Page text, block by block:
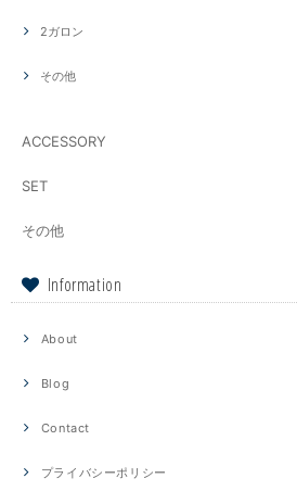
2ガロン
その他
ACCESSORY
SET
その他
Information
About
Blog
Contact
プライバシーポリシー